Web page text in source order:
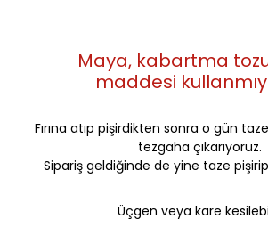
Maya, kabartma
maddesi
Fırına atıp pişirdikten sonra o gün
tezgaha çıkarıyoruz.
Sipariş geldiğinde de yine taze
Üçgen veya kare